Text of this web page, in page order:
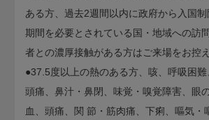
ある方、過去2週間以内に政府から入国
期間を必要とされている国・地域への訪
者との濃厚接触がある方はご来場をお控
●37.5度以上の熱のある方、咳、呼吸困
頭痛、鼻汁・鼻閉、味覚・嗅覚障害、眼
血、頭痛、関 節・筋肉痛、下痢、嘔気・